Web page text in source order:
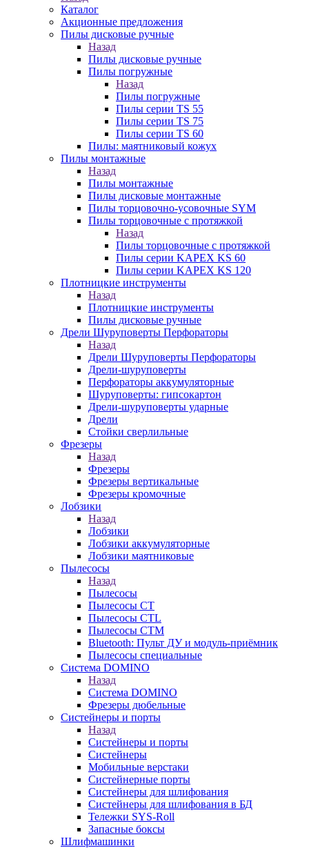
Каталог
Акционные предложения
Пилы дисковые ручные
Назад
Пилы дисковые ручные
Пилы погружные
Назад
Пилы погружные
Пилы серии TS 55
Пилы серии TS 75
Пилы серии TS 60
Пилы: маятниковый кожух
Пилы монтажные
Назад
Пилы монтажные
Пилы дисковые монтажные
Пилы торцовочно-усовочные SYM
Пилы торцовочные с протяжкой
Назад
Пилы торцовочные с протяжкой
Пилы серии KAPEX KS 60
Пилы серии KAPEX KS 120
Плотницкие инструменты
Назад
Плотницкие инструменты
Пилы дисковые ручные
Дрели Шуруповерты Перфораторы
Назад
Дрели Шуруповерты Перфораторы
Дрели-шуруповерты
Перфораторы аккумуляторные
Шуруповерты: гипсокартон
Дрели-шуруповерты ударные
Дрели
Стойки сверлильные
Фрезеры
Назад
Фрезеры
Фрезеры вертикальные
Фрезеры кромочные
Лобзики
Назад
Лобзики
Лобзики аккумуляторные
Лобзики маятниковые
Пылесосы
Назад
Пылесосы
Пылесосы CT
Пылесосы CTL
Пылесосы CTM
Bluetooth: Пульт ДУ и модуль-приёмник
Пылесосы специальные
Система DOMINO
Назад
Система DOMINO
Фрезеры дюбельные
Систейнеры и порты
Назад
Систейнеры и порты
Систейнеры
Мобильные верстаки
Систейнерные порты
Систейнеры для шлифования
Систейнеры для шлифования в БД
Тележки SYS-Roll
Запасные боксы
Шлифмашинки